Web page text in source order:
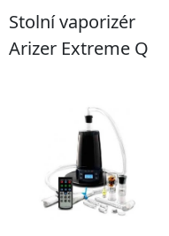
Stolní vaporizér
Arizer Extreme Q